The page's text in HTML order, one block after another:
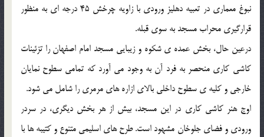
نبوغ معماری در تعبیه دهلیز ورودی با زاویه چرخش 45 درجه ای به منظور
قرارگیری محراب مسجد به سوی قبله.
درعین حال، بخش عمده ی شکوه و زیبایی مسجد امام اصفهان را تزئینات
کاشی کاری منحصر به فرد آن به وجود می آورد که تمامی سطوح نمایان
خارجی و کلیه ی سطوح داخلی بالای ازاره های مرمری را شامل می شود.
اوج هنر کاشی کاری در این مسجد، بیش از هر بخش دیگری، در سردر
ورودی و فضای جلوخان مشهود است. طرح های اسلیمی متنوع و کتیبه ها با